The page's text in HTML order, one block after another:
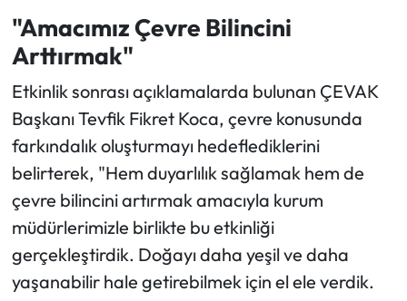
"Amacımız Çevre Bilincini
Arttırmak"
Etkinlik sonrası açıklamalarda bulunan ÇEVAK
Başkanı Tevfik Fikret Koca, çevre konusunda
farkındalık oluşturmayı hedeflediklerini
belirterek, "Hem duyarlılık sağlamak hem de
çevre bilincini artırmak amacıyla kurum
müdürlerimizle birlikte bu etkinliği
gerçekleştirdik. Doğayı daha yeşil ve daha
yaşanabilir hale getirebilmek için el ele verdik.